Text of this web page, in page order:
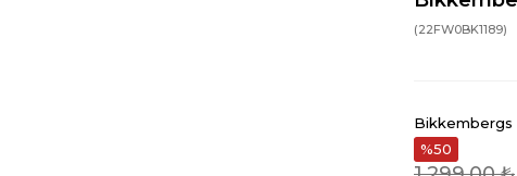
(22FW0BK1189)
Bikkembergs
50